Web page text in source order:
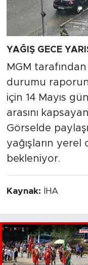
YAĞIŞ GECE
MGM
durumu
için 14 Mayıs
arasını
Görselde
yağışların yerel
bekleniyor.
Kaynak: İHA